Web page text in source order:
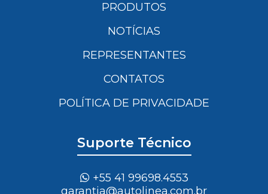
PRODUTOS
NOTÍCIAS
REPRESENTANTES
CONTATOS
POLÍTICA DE PRIVACIDADE
Suporte Técnico
+55 41 99698.4553
garantia@autolinea.com.br